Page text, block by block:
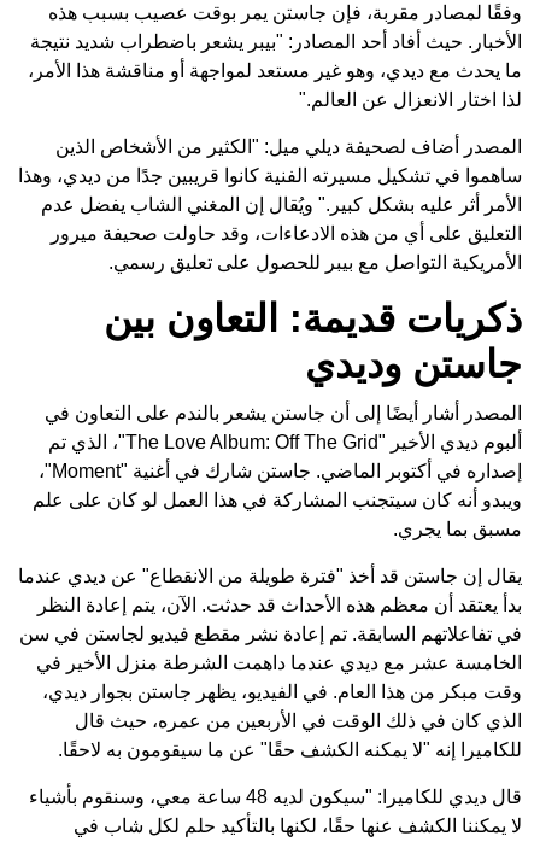
وفقًا لمصادر مقربة، فإن جاستن يمر بوقت عصيب بسبب هذه
الأخبار. حيث أفاد أحد المصادر: "بيبر يشعر باضطراب شديد نتيجة
ما يحدث مع ديدي، وهو غير مستعد لمواجهة أو مناقشة هذا الأمر،
لذا اختار الانعزال عن العالم."
المصدر أضاف لصحيفة ديلي ميل: "الكثير من الأشخاص الذين
ساهموا في تشكيل مسيرته الفنية كانوا قريبين جدًا من ديدي، وهذا
الأمر أثر عليه بشكل كبير." ويُقال إن المغني الشاب يفضل عدم
التعليق على أي من هذه الادعاءات، وقد حاولت صحيفة ميرور
الأمريكية التواصل مع بيبر للحصول على تعليق رسمي.
ذكريات قديمة: التعاون بين
جاستن وديدي
المصدر أشار أيضًا إلى أن جاستن يشعر بالندم على التعاون في
ألبوم ديدي الأخير "The Love Album: Off The Grid"، الذي تم
إصداره في أكتوبر الماضي. جاستن شارك في أغنية "Moment"،
ويبدو أنه كان سيتجنب المشاركة في هذا العمل لو كان على علم
مسبق بما يجري.
يقال إن جاستن قد أخذ "فترة طويلة من الانقطاع" عن ديدي عندما
بدأ يعتقد أن معظم هذه الأحداث قد حدثت. الآن، يتم إعادة النظر
في تفاعلاتهم السابقة. تم إعادة نشر مقطع فيديو لجاستن في سن
الخامسة عشر مع ديدي عندما داهمت الشرطة منزل الأخير في
وقت مبكر من هذا العام. في الفيديو، يظهر جاستن بجوار ديدي،
الذي كان في ذلك الوقت في الأربعين من عمره، حيث قال
للكاميرا إنه "لا يمكنه الكشف حقًا" عن ما سيقومون به لاحقًا.
قال ديدي للكاميرا: "سيكون لديه 48 ساعة معي، وسنقوم بأشياء
لا يمكننا الكشف عنها حقًا، لكنها بالتأكيد حلم لكل شاب في